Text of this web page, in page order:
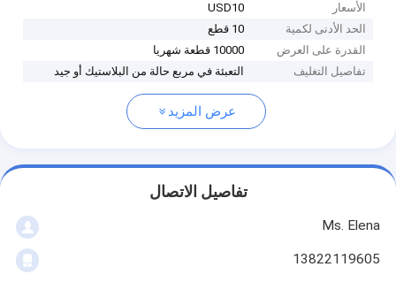
الأسعار
USD10
الحد الأدنى لكمية
10 قطع
القدرة على العرض
10000 قطعة شهريا
تفاصيل التغليف
التعبئة في مربع حالة من البلاستيك أو جيد
عرض المزيد
تفاصيل الاتصال
Ms. Elena
13822119605